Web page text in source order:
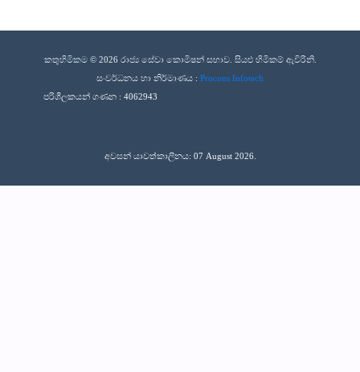
කතුහිමිකම © 2026 රාජ්‍ය සේවා කොමිෂන් සභාව. සියළු හිමිකම් ඇවිරිනි.
සංවර්ධනය හා නිර්මාණය : Procons Infotech
පරිශීලකයන් ගණන : 4062943
අවසන් යාවත්කාලීනය: 07 August 2026.